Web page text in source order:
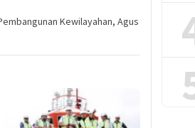
Kewilayahan, Agus